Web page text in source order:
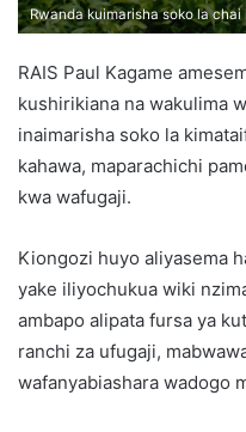
Rwanda kuimarisha soko la
RAIS Paul Kagame
kushirikiana na wakulima
inaimarisha soko la
kahawa, maparachichi
kwa wafugaji.
Kiongozi huyo aliyasema
yake iliyochukua wiki
ambapo alipata fursa ya
ranchi za ufugaji,
wafanyabiashara wadogo